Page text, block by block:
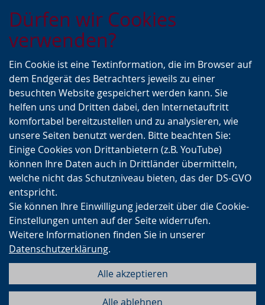
Zur
Hauptnavigation
Zur
Seitennavigation
Zum
Inhalt
Dürfen wir Cookies
verwenden?
Ein Cookie ist eine Textinformation, die im Browser auf
dem Endgerät des Betrachters jeweils zu einer
besuchten Website gespeichert werden kann. Sie
helfen uns und Dritten dabei, den Internetauftritt
komfortabel bereitzustellen und zu analysieren, wie
unsere Seiten benutzt werden. Bitte beachten Sie:
Einige Cookies von Drittanbietern (z.B. YouTube)
können Ihre Daten auch in Drittländer übermitteln,
welche nicht das Schutzniveau bieten, das der DS-GVO
entspricht.
Sie können Ihre Einwilligung jederzeit über die Cookie-
Einstellungen unten auf der Seite widerrufen.
Weitere Informationen finden Sie in unserer
Datenschutzerklärung.
Alle akzeptieren
Alle ablehnen